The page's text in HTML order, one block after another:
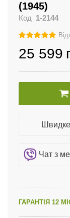
(1945)
Код 1-2144
25 599
Чат з
ГАРАНТІЯ 12